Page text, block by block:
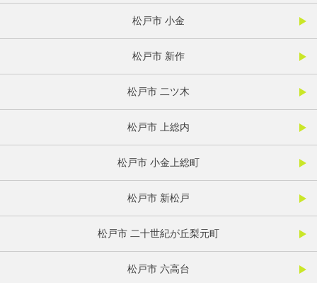
松戸市 小金
松戸市 新作
松戸市 二ツ木
松戸市 上総内
松戸市 小金上総町
松戸市 新松戸
松戸市 二十世紀が丘梨元町
松戸市 六高台